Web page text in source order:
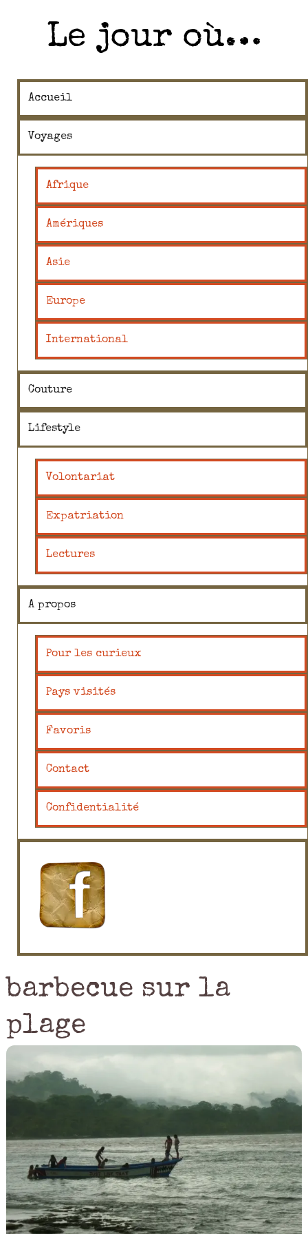
Le jour où…
Accueil
Voyages
Afrique
Amériques
Asie
Europe
International
Couture
Lifestyle
Volontariat
Expatriation
Lectures
A propos
Pour les curieux
Pays visités
Favoris
Contact
Confidentialité
barbecue sur la
plage